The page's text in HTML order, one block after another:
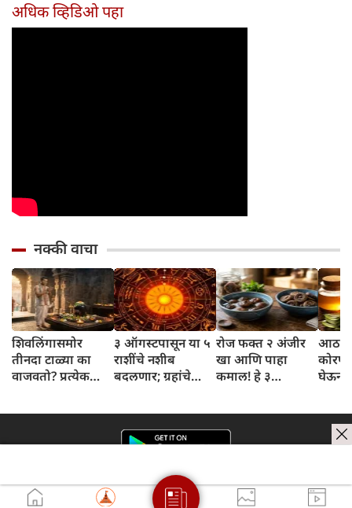
अधिक व्हिडिओ पहा
नक्की वाचा
शिवलिंगासमोर
तीनदा टाळ्या का
वाजवतो? प्रत्येक
३ ऑगस्टपासून या ५
राशींचे नशीब
बदलणार; ग्रहांचे
दिवसांची सुरुवात
होईल
रोज फक्त २ अंजीर
खा आणि पाहा
कमाल! हे ३
आहेत का?
घेऊन
घ्या